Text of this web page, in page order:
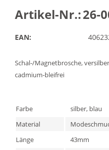
Artikel-Nr.:26-
EAN:
Schal-/Magnetbrosche,
cadmium-bleifrei
Farbe
silber, blau
Material
Länge
43mm